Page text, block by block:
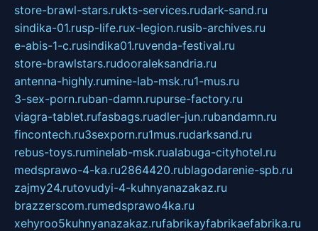
store-brawl-stars.rukts-services.rudark-sand.ru
sindika-01.rusp-life.rux-legion.rusib-archives.ru
e-abis-1-c.rusindika01.ruvenda-festival.ru
store-brawlstars.rudooraleksandria.ru
antenna-highly.rumine-lab-msk.ru1-mus.ru
3-sex-porn.ruban-damn.rupurse-factory.ru
viagra-tablet.rufasbags.ruadler-jun.rubandamn.ru
fincontech.ru3sexporn.ru1mus.rudarksand.ru
rebus-toys.ruminelab-msk.rualabuga-cityhotel.ru
medsprawo-4-ka.ru2864420.rublagodarenie-spb.ru
zajmy24.rutovudyi-4-kuhnyanazakaz.ru
brazzerscom.rumedsprawo4ka.ru
xehyroo5kuhnyanazakaz.rufabrikayfabrikaefabrika.ru